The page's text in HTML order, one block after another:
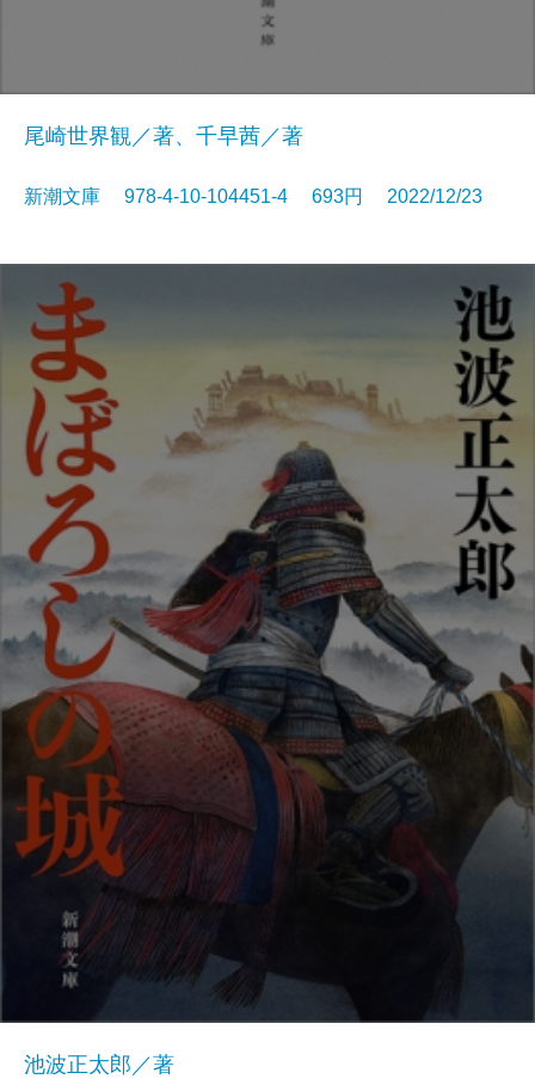
尾崎世界観／著、千早茜／著
新潮文庫 978-4-10-104451-4 693円 2022/12/23
池波正太郎／著